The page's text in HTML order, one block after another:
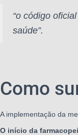
“o código
saúde”.
Como
A implementação da
O início da